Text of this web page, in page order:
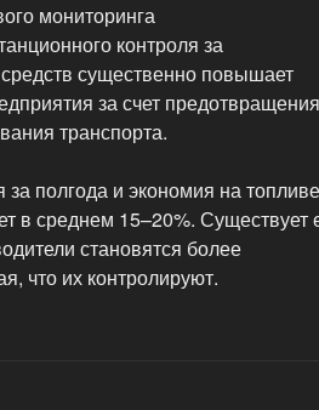
мониторинга
контроля за
существенно повышает
за счет предотвращения
транспорта.
за полгода и экономия на
в среднем 15–20%. Существует
становятся более
что их контролируют.